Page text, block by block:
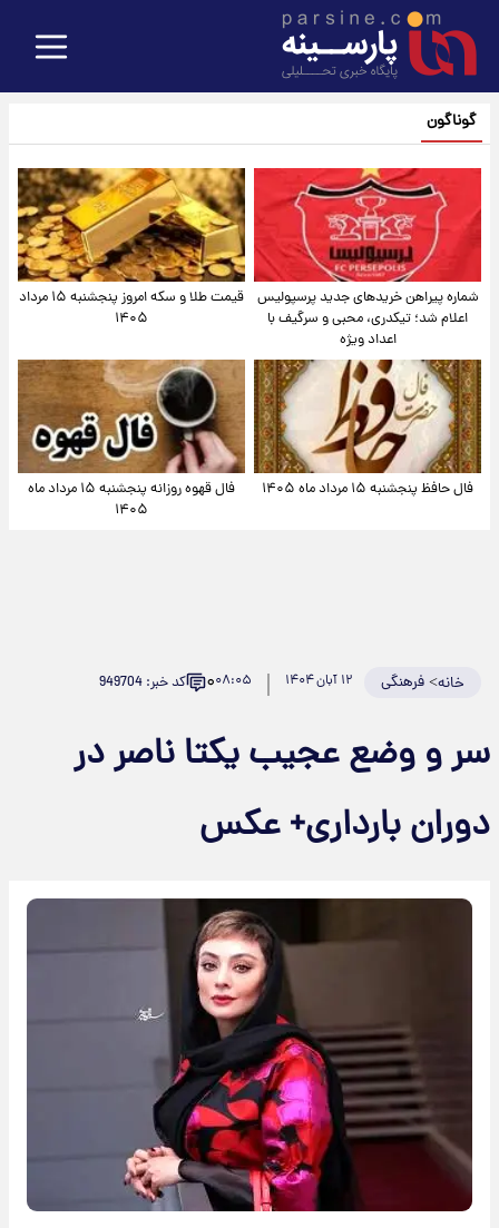
گوناگون
شماره پیراهن خریدهای جدید پرسپولیس
اعلام شد؛ تیکدری، محبی و سرگیف با
اعداد ویژه
قیمت طلا و سکه امروز پنجشنبه ۱۵ مرداد
۱۴۰۵
فال حافظ پنجشنبه ۱۵ مرداد ماه ۱۴۰۵
فال قهوه روزانه پنجشنبه ۱۵ مرداد ماه
۱۴۰۵
خانه>فرهنگی ۱۲ آبان ۱۴۰۴ ۰۸:۰۵۰ کد خبر: 949704
سر و وضع عجیب یکتا ناصر در
دوران بارداری+ عکس